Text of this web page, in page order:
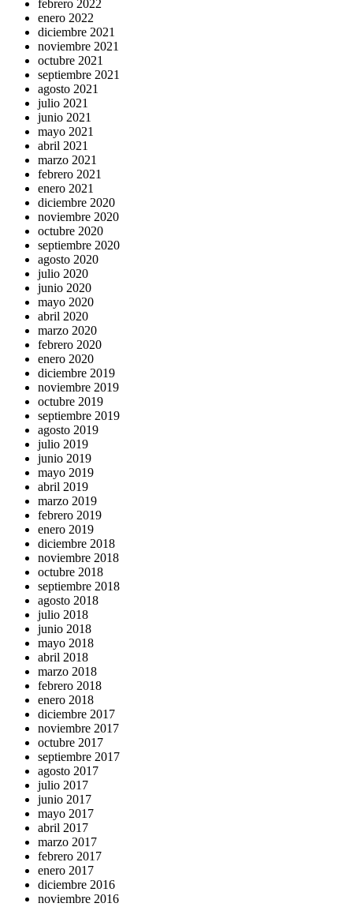
febrero 2022
enero 2022
diciembre 2021
noviembre 2021
octubre 2021
septiembre 2021
agosto 2021
julio 2021
junio 2021
mayo 2021
abril 2021
marzo 2021
febrero 2021
enero 2021
diciembre 2020
noviembre 2020
octubre 2020
septiembre 2020
agosto 2020
julio 2020
junio 2020
mayo 2020
abril 2020
marzo 2020
febrero 2020
enero 2020
diciembre 2019
noviembre 2019
octubre 2019
septiembre 2019
agosto 2019
julio 2019
junio 2019
mayo 2019
abril 2019
marzo 2019
febrero 2019
enero 2019
diciembre 2018
noviembre 2018
octubre 2018
septiembre 2018
agosto 2018
julio 2018
junio 2018
mayo 2018
abril 2018
marzo 2018
febrero 2018
enero 2018
diciembre 2017
noviembre 2017
octubre 2017
septiembre 2017
agosto 2017
julio 2017
junio 2017
mayo 2017
abril 2017
marzo 2017
febrero 2017
enero 2017
diciembre 2016
noviembre 2016